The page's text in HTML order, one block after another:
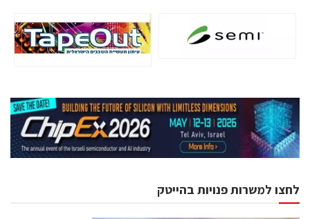
לחצו למשרות פנויות בהייטק